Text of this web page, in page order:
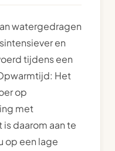
watergedragen
en
tijdens een
Het
op
met
daarom aan te
op een lage